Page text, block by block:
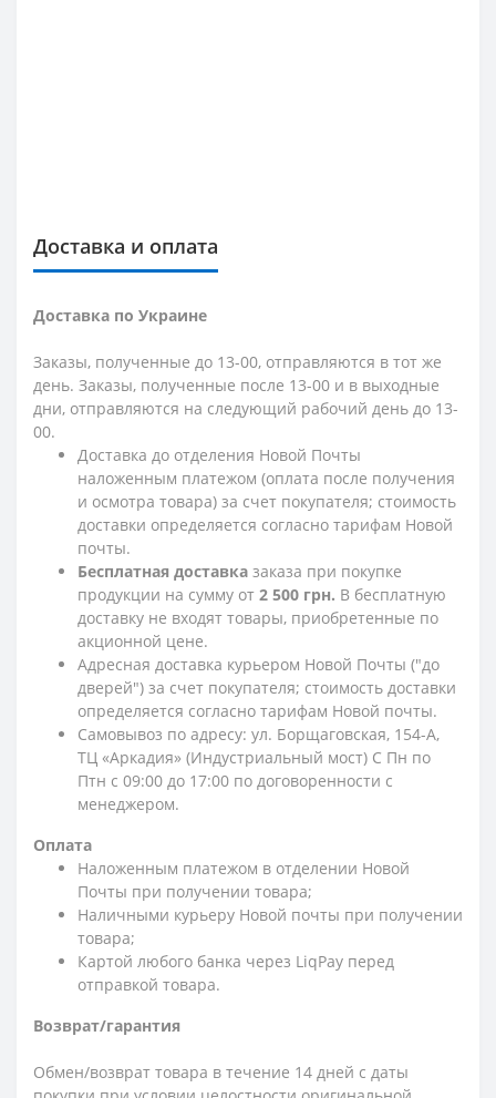
Доставка и оплата
Доставка по Украине
Заказы, полученные до 13-00, отправляются в тот же
день. Заказы, полученные после 13-00 и в выходные
дни, отправляются на следующий рабочий день до 13-
00.
Доставка до отделения Новой Почты
наложенным платежом (оплата после получения
и осмотра товара) за счет покупателя; стоимость
доставки определяется согласно тарифам Новой
почты.
Бесплатная доставка заказа при покупке
продукции на сумму от 2 500 грн. В бесплатную
доставку не входят товары, приобретенные по
акционной цене.
Адресная доставка курьером Новой Почты ("до
дверей") за счет покупателя; стоимость доставки
определяется согласно тарифам Новой почты.
Самовывоз по адресу: ул. Борщаговская, 154-А,
ТЦ «Аркадия» (Индустриальный мост) С Пн по
Птн с 09:00 до 17:00 по договоренности с
менеджером.
Оплата
Наложенным платежом в отделении Новой
Почты при получении товара;
Наличными курьеру Новой почты при получении
товара;
Картой любого банка через LiqPay перед
отправкой товара.
Возврат/гарантия
Обмен/возврат товара в течение 14 дней с даты